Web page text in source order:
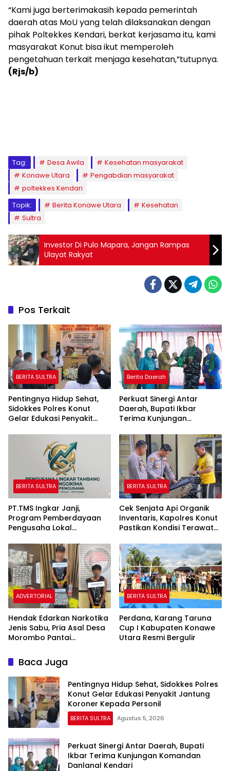
“Kami juga berterimakasih kepada pemerintah
daerah atas MoU yang telah dilaksanakan dengan
pihak Poltekkes Kendari, berkat kerjasama itu, kami
masyarakat Konut bisa ikut memperoleh
pengetahuan terkait menjaga kesehatan,”tutupnya.
(Rjs/b)
Tag: Desa Awila
Kesehatan masyarakat
Konawe Utara
Pengabdian masyarakat
poltekkes Kendari
Topik:
Berita Konawe Utara
Kesehatan
Sultra
Investor Di Pulo Mapara, Jangan Rampas
Ulayat Rakyat
Pos Terkait
BERITA SULTRA
Pentingnya Hidup Sehat,
Sidokkes Polres Konut
Gelar Edukasi Penyakit
Personil
Berita Daerah
Perkuat Sinergi Antar
Daerah, Bupati Ikbar
Terima Kunjungan
Kendari
BERITA SULTRA
PT.TMS Ingkar Janji,
Program Pemberdayaan
Pengusaha Lokal
Menuai Kritikan
BERITA SULTRA
Cek Senjata Api Organik
Inventaris, Kapolres Konut
Pastikan Kondisi Terawat
ADVERTORIAL
Hendak Edarkan Narkotika
Jenis Sabu, Pria Asal Desa
Morombo Pantai
BERITA SULTRA
Perdana, Karang Taruna
Cup I Kabupaten Konawe
Utara Resmi Bergulir
Baca Juga
Pentingnya Hidup Sehat, Sidokkes Polres
Konut Gelar Edukasi Penyakit Jantung
Koroner Kepada Personil
BERITA SULTRA Agustus 5, 2026
Perkuat Sinergi Antar Daerah, Bupati
Ikbar Terima Kunjungan Komandan
Danlanal Kendari